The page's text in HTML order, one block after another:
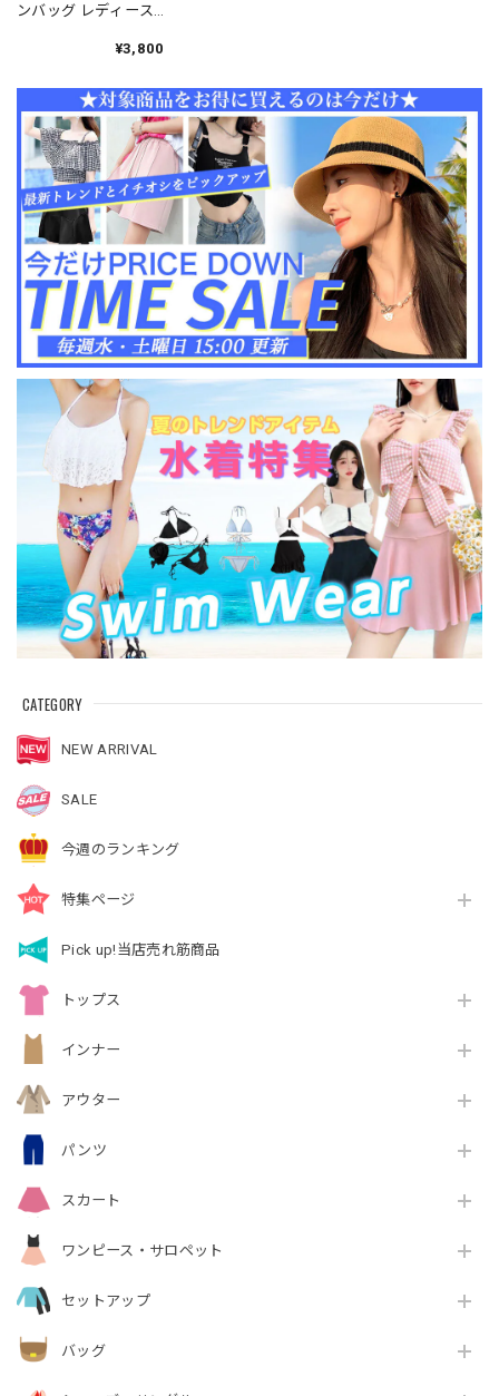
CATEGORY
NEW ARRIVAL
SALE
今週のランキング
特集ページ
Pick up!当店売れ筋商品
トップス
インナー
アウター
パンツ
スカート
ワンピース・サロペット
セットアップ
バッグ
ンバッグ レディース
国 トラベル スポーツ
機内持ち込み 撥水 乾
湿分離 旅行 キャリー
オン 大人可愛い 大人
女子 [LS-CFB036]
¥3,800